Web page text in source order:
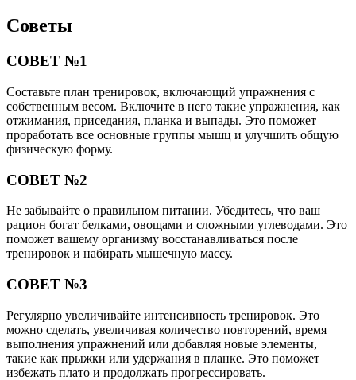
Советы
СОВЕТ №1
Составьте план тренировок, включающий упражнения с
собственным весом. Включите в него такие упражнения, как
отжимания, приседания, планка и выпады. Это поможет
проработать все основные группы мышц и улучшить общую
физическую форму.
СОВЕТ №2
Не забывайте о правильном питании. Убедитесь, что ваш
рацион богат белками, овощами и сложными углеводами. Это
поможет вашему организму восстанавливаться после
тренировок и набирать мышечную массу.
СОВЕТ №3
Регулярно увеличивайте интенсивность тренировок. Это
можно сделать, увеличивая количество повторений, время
выполнения упражнений или добавляя новые элементы,
такие как прыжки или удержания в планке. Это поможет
избежать плато и продолжать прогрессировать.